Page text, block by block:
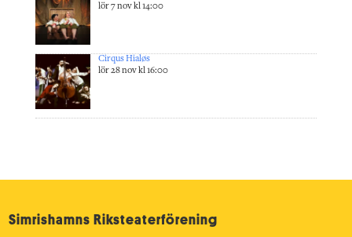
lör 7 nov kl 14:00
Cirqus Hialøs
lör 28 nov kl 16:00
Simrishamns Riksteater­förening